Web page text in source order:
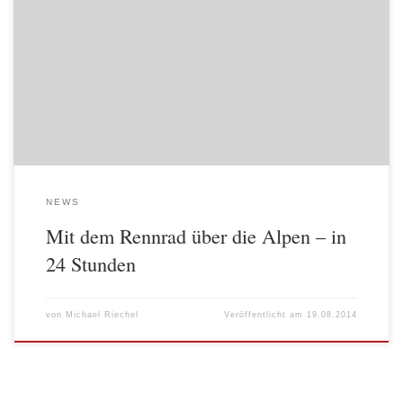
NEWS
Mit dem Rennrad über die Alpen – in
24 Stunden
von Michael Riechel Veröffentlicht am 19.08.2014